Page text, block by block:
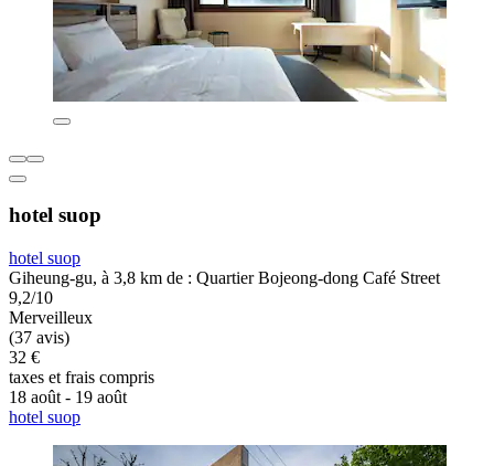
hotel suop
hotel suop
Giheung-gu, à 3,8 km de : Quartier Bojeong-dong Café Street
9,2/10
Merveilleux
(37 avis)
32 €
taxes et frais compris
18 août - 19 août
hotel suop